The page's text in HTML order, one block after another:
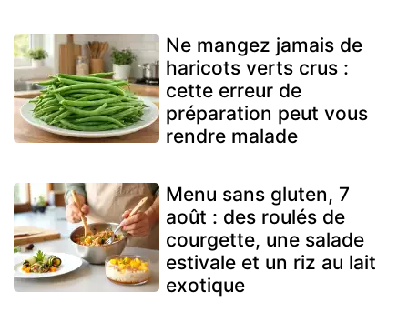
Ne mangez jamais de
haricots verts crus :
cette erreur de
préparation peut vous
rendre malade
Menu sans gluten, 7
août : des roulés de
courgette, une salade
estivale et un riz au lait
exotique